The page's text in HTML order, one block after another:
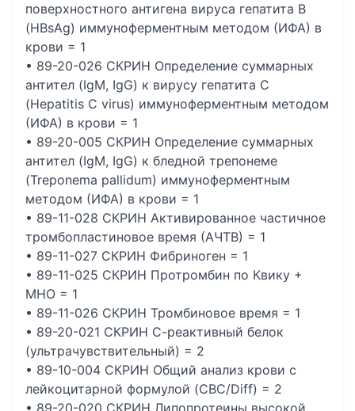
поверхностного антигена вируса гепатита B
(НВsAg) иммуноферментным методом (ИФА) в
крови = 1
• 89-20-026 СКРИН Определение суммарных
антител (IgM, IgG) к вирусу гепатита С
(Hepatitis C virus) иммуноферментным методом
(ИФА) в крови = 1
• 89-20-005 СКРИН Определение суммарных
антител (IgM, IgG) к бледной трепонеме
(Treponema pallidum) иммуноферментным
методом (ИФА) в крови = 1
• 89-11-028 СКРИН Активированное частичное
тромбопластиновое время (АЧТВ) = 1
• 89-11-027 СКРИН Фибриноген = 1
• 89-11-025 СКРИН Протромбин по Квику +
МНО = 1
• 89-11-026 СКРИН Тромбиновое время = 1
• 89-20-021 СКРИН С-реактивный белок
(ультрачувствительный) = 2
• 89-10-004 СКРИН Общий анализ крови c
лейкоцитарной формулой (CBC/Diff) = 2
• 89-20-020 СКРИН Липопротеины высокой